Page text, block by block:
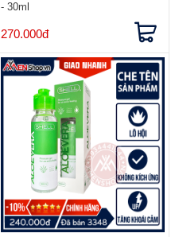
- 30ml
270.000đ